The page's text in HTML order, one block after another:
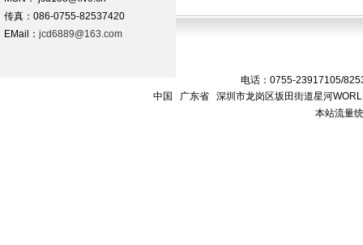
传真：086-0755-82537420
EMail： jcd6889@163.com
电话：0755-23917105/
中国 广东省 深圳市龙岗区坂田街道星河
本站流量